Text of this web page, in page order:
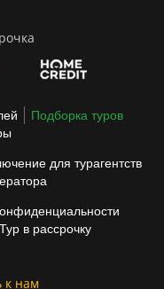
Подборка туров
для турагентств
Тур в рассрочку
к нам